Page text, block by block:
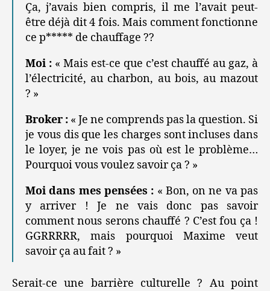
Ça, j’avais bien compris, il me l’avait peut-
être déjà dit 4 fois. Mais comment fonctionne
ce p***** de chauffage ??
Moi : « Mais est-ce que c’est chauffé au gaz, à
l’électricité, au charbon, au bois, au mazout
? »
Broker : « Je ne comprends pas la question. Si
je vous dis que les charges sont incluses dans
le loyer, je ne vois pas où est le problème…
Pourquoi vous voulez savoir ça ? »
Moi dans mes pensées : « Bon, on ne va pas
y arriver ! Je ne vais donc pas savoir
comment nous serons chauffé ? C’est fou ça !
GGRRRRR, mais pourquoi Maxime veut
savoir ça au fait ? »
Serait-ce une barrière culturelle ? Au point